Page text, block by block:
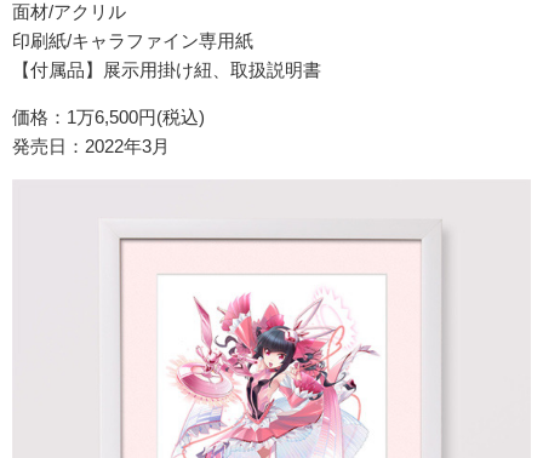
面材/アクリル
印刷紙/キャラファイン専用紙
【付属品】展示用掛け紐、取扱説明書
価格：1万6,500円(税込)
発売日：2022年3月